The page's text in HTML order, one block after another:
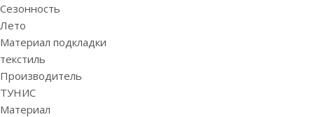
Сезонность
Лето
Материал подкладки
текстиль
Производитель
ТУНИС
Материал